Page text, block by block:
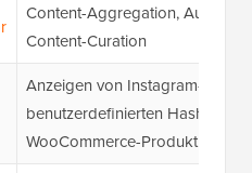
Content-Aggregation, Auto-
Content-Curation
Anzeigen von Instagram-Feeds,
benutzerdefinierten Hashtag-
WooCommerce-Produktlinks